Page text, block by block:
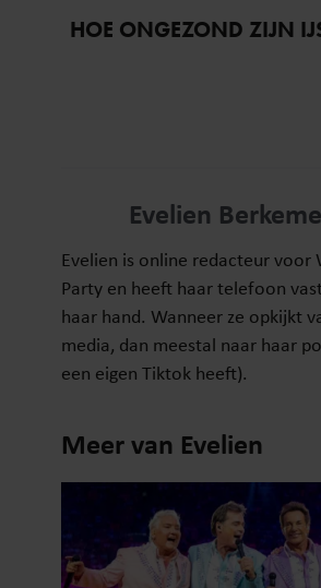
HOE ONGEZOND ZIJN
Evelien
Evelien is online redacteur voor
Party en heeft haar telefoon
haar hand. Wanneer ze opkijkt
media, dan meestal naar haar
een eigen Tiktok heeft).
Meer van Evelien